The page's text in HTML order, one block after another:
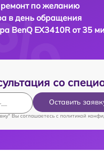
ремонт по желанию
в день обращения
BenQ EX3410R от 35
со
Оставить
Вы соглашаетесь c политикой